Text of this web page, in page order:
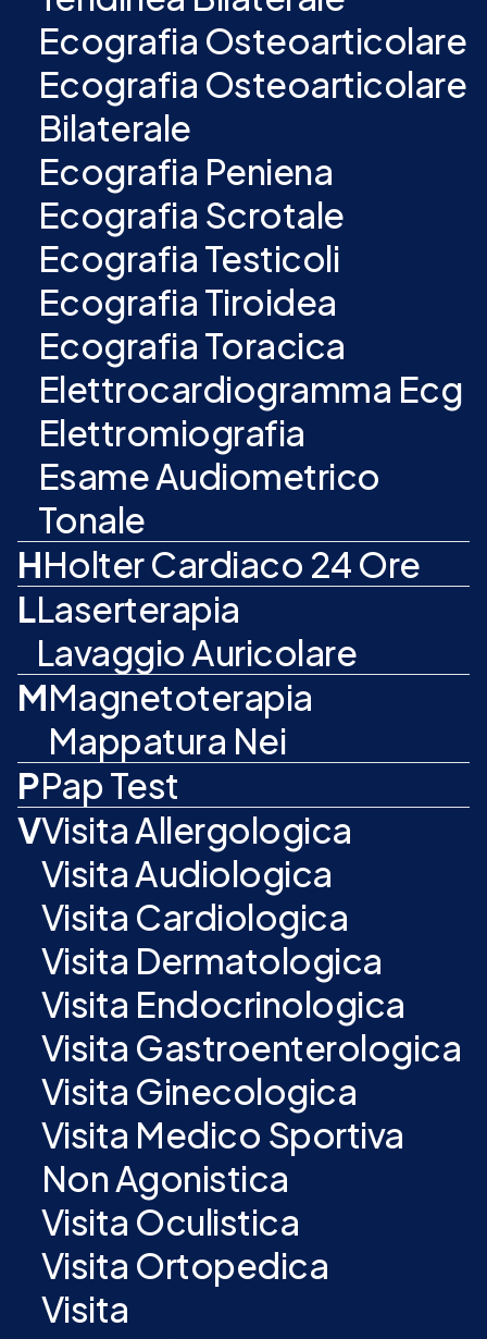
Ecografia Osteoarticolare
Ecografia Osteoarticolare
Bilaterale
Ecografia Peniena
Ecografia Scrotale
Ecografia Testicoli
Ecografia Tiroidea
Ecografia Toracica
Elettrocardiogramma Ecg
Elettromiografia
Esame Audiometrico
Tonale
HHolter Cardiaco 24 Ore
LLaserterapia
Lavaggio Auricolare
MMagnetoterapia
Mappatura Nei
PPap Test
VVisita Allergologica
Visita Audiologica
Visita Cardiologica
Visita Dermatologica
Visita Endocrinologica
Visita Gastroenterologica
Visita Ginecologica
Visita Medico Sportiva
Non Agonistica
Visita Oculistica
Visita Ortopedica
Visita